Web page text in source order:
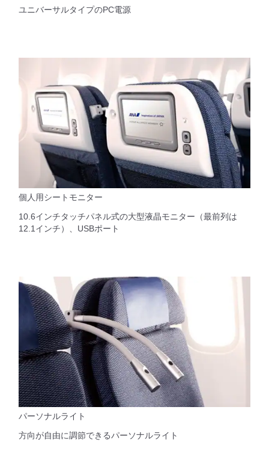
ユニバーサルタイプのPC電源
個人用シートモニター
10.6インチタッチパネル式の大型液晶モニター（最前列は
12.1インチ）、USBポート
パーソナルライト
方向が自由に調節できるパーソナルライト